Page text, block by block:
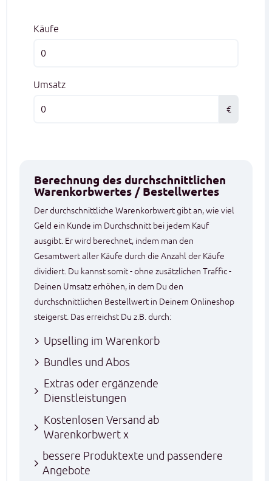
Käufe
Umsatz
€
Berechnung des durchschnittlichen
Warenkorbwertes / Bestellwertes
Der durchschnittliche Warenkorbwert gibt an, wie viel
Geld ein Kunde im Durchschnitt bei jedem Kauf
ausgibt. Er wird berechnet, indem man den
Gesamtwert aller Käufe durch die Anzahl der Käufe
dividiert. Du kannst somit - ohne zusätzlichen Traffic -
Deinen Umsatz erhöhen, in dem Du den
durchschnittlichen Bestellwert in Deinem Onlineshop
steigerst. Das erreichst Du z.B. durch:
Upselling im Warenkorb
Bundles und Abos
Extras oder ergänzende
Dienstleistungen
Kostenlosen Versand ab
Warenkorbwert x
bessere Produktexte und passendere
Angebote